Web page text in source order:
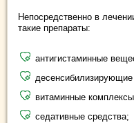
Непосредственно в
такие препараты:
антигистаминные
витаминные
седативные средства;